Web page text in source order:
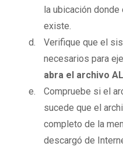
la ubicación donde
existe.
Verifique que el
necesarios para
abra el archivo
Compruebe si el
sucede que el
completo de la
descargó de